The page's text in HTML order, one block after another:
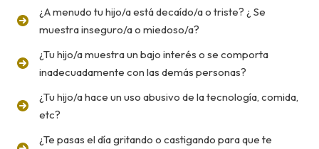
¿A menudo tu hijo/a está decaído/a o triste? ¿ Se
muestra inseguro/a o miedoso/a?
¿Tu hijo/a muestra un bajo interés o se comporta
inadecuadamente con las demás personas?
¿Tu hijo/a hace un uso abusivo de la tecnología, comida,
etc?
¿Te pasas el día gritando o castigando para que te